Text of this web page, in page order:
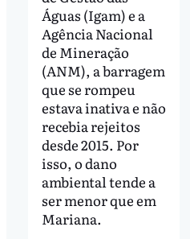
Águas (Igam) e a
Agência Nacional
de Mineração
(ANM), a barragem
que se rompeu
estava inativa e não
recebia rejeitos
desde 2015. Por
isso, o dano
ambiental tende a
ser menor que em
Mariana.